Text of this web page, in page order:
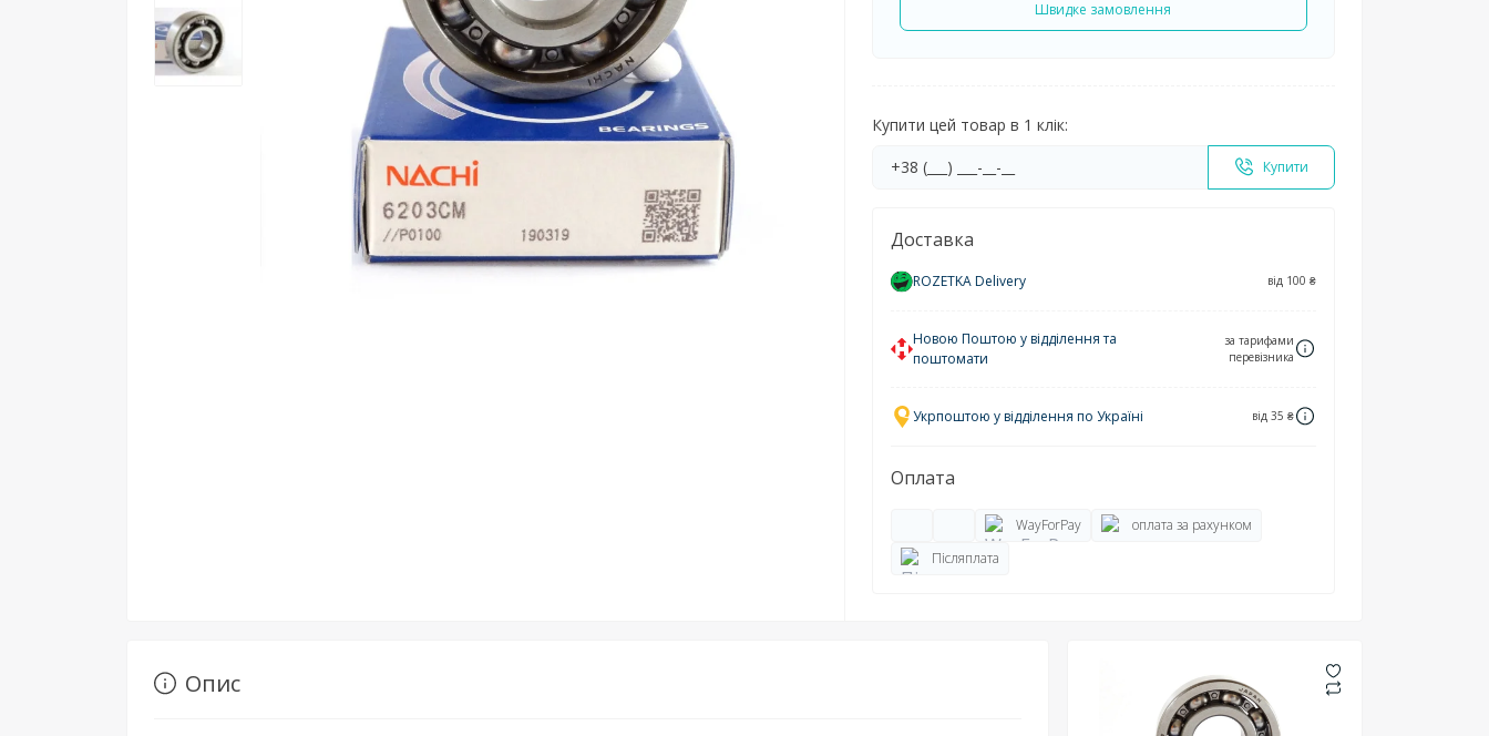
Швидке замовлення
Купити цей товар в 1 клік:
Купити
Доставка
ROZETKA Delivery від 100 ₴
Новою Поштою у відділення та
поштомати
за тарифами
перевізника
Укрпоштою у відділення по Україні від 35 ₴
Оплата
WayForPay
оплата за рахунком
Післяплата
Опис